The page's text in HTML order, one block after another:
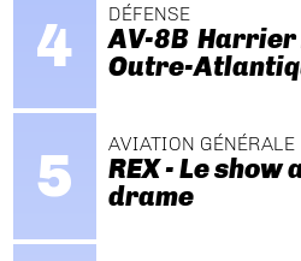
DÉFENSE
AV-8B Harrier
Outre-
AVIATION GÉNÉRALE
REX - Le
drame